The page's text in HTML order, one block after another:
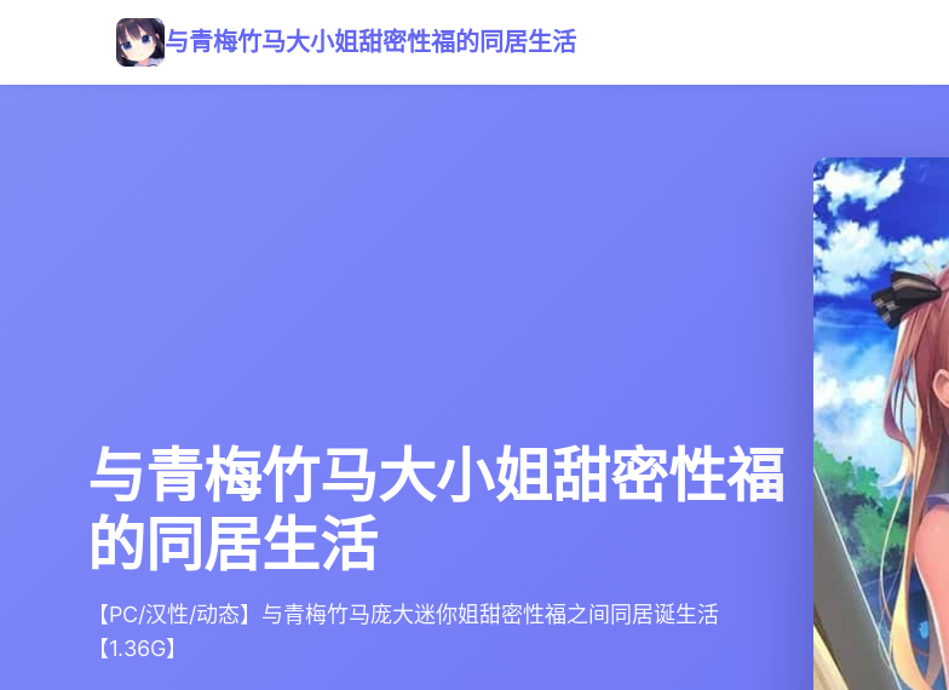
与青梅竹马大小姐甜密性福的同居生活
与青梅竹马大小姐甜密性福
的同居生活
【PC/汉性/动态】与青梅竹马庞大迷你姐甜密性福之间同居诞生活
【1.36G】